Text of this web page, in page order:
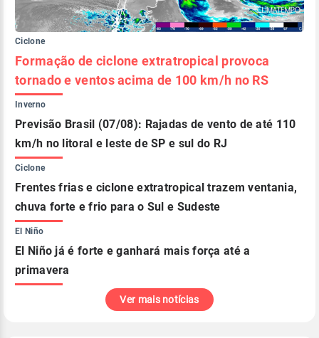
Ciclone
Formação de ciclone extratropical provoca
tornado e ventos acima de 100 km/h no RS
Inverno
Previsão Brasil (07/08): Rajadas de vento de até 110
km/h no litoral e leste de SP e sul do RJ
Ciclone
Frentes frias e ciclone extratropical trazem ventania,
chuva forte e frio para o Sul e Sudeste
El Niño
El Niño já é forte e ganhará mais força até a
primavera
Ver mais notícias